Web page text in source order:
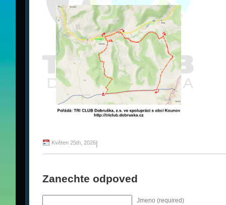
Květen 25th, 2026|
Zanechte odpoved
Jmeno (required)